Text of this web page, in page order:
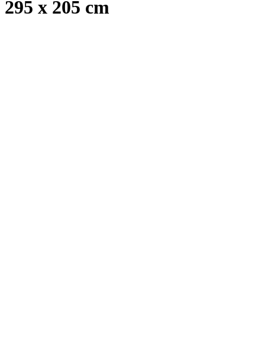
295 x 205 cm